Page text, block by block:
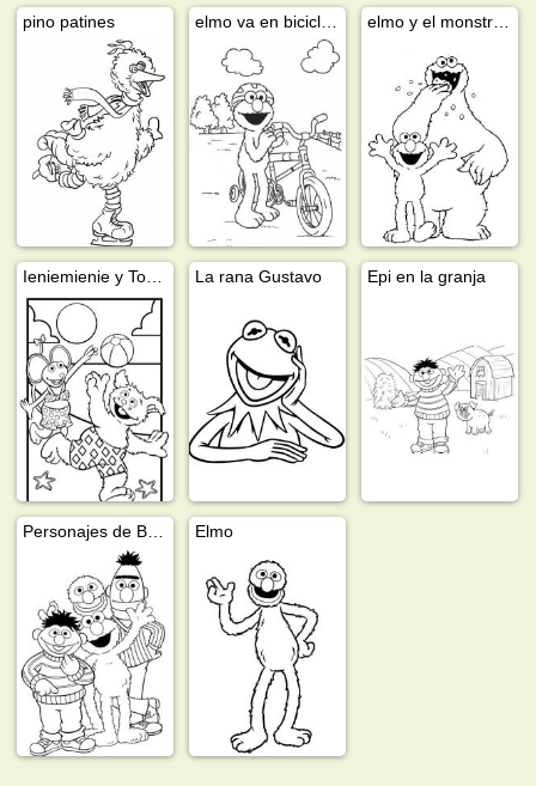
pino patines
La rana Gustavo Epi en la granja
Elmo